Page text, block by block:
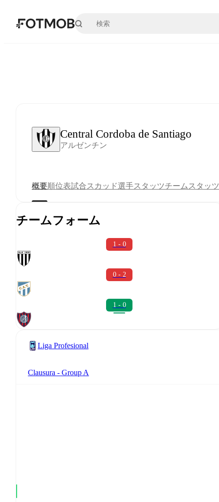
メインコンテンツへスキップ
Central Cordoba de Santiago
アルゼンチン
概要順位表試合スカッド選手スタッツチームスタッツ
チームフォーム
1 - 0
0 - 2
1 - 0
Liga Profesional
Clausura - Group A